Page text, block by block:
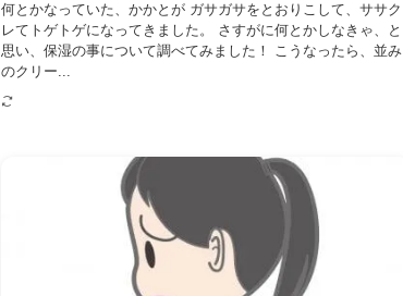
何とかなっていた、かかとが ガサガサをとおりこして、ササク
レてトゲトゲになってきました。 さすがに何とかしなきゃ、と
思い、保湿の事について調べてみました！ こうなったら、並み
のクリー...